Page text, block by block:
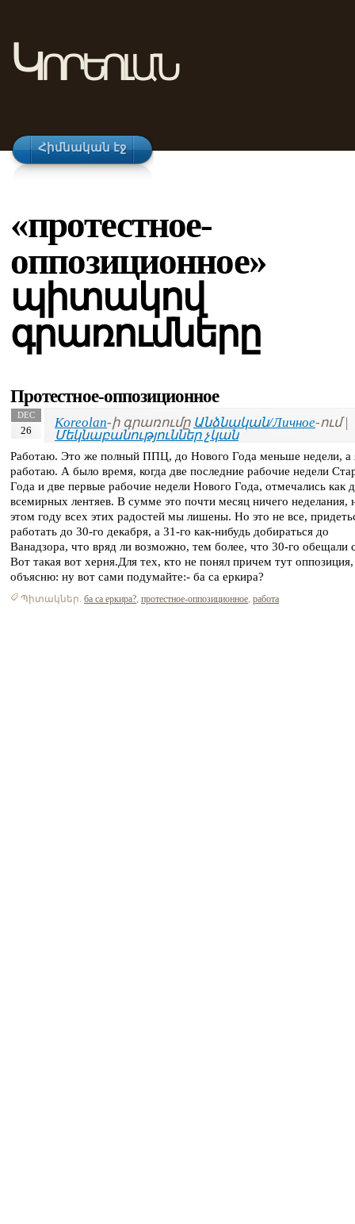
Կորեոլան
Հիմնական էջ
«протестное-
оппозиционное»
պիտակով
գրառումները
Протестное-оппозиционное
DEC
26
Koreolan-ի գրառումը Անձնական/Личное-ում |
Մեկնաբանություններ չկան
Работаю. Это же полный ППЦ, до Нового Года меньше недели, а
работаю. А было время, когда две последние рабочие недели
Года и две первые рабочие недели Нового Года, отмечались как
всемирных лентяев. В сумме это почти месяц ничего неделания,
этом году всех этих радостей мы лишены. Но это не все,
работать до 30-го декабря, а 31-го как-нибудь добираться до
Ванадзора, что вряд ли возможно, тем более, что 30-го обещали
Вот такая вот херня.Для тех, кто не понял причем тут оппозиция,
объясню: ну вот сами подумайте:- ба са еркира?
Պիտակներ. ба са еркира?, протестное-оппозиционное, работа